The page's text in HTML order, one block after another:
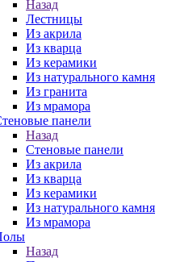
Назад
Лестницы
Из акрила
Из кварца
Из керамики
Из натурального камня
Из гранита
Из мрамора
панели
Назад
Стеновые панели
Из акрила
Из кварца
Из керамики
Из натурального камня
Из мрамора
Назад